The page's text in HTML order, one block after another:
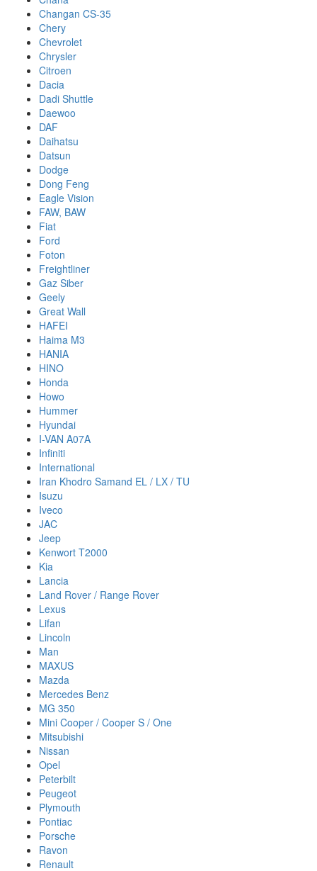
Changan CS-35
Chery
Chevrolet
Chrysler
Citroen
Dacia
Dadi Shuttle
Daewoo
DAF
Daihatsu
Datsun
Dodge
Dong Feng
Eagle Vision
FAW, BAW
Fiat
Ford
Foton
Freightliner
Gaz Siber
Geely
Great Wall
HAFEI
Haima M3
HANIA
HINO
Honda
Howo
Hummer
Hyundai
I-VAN A07A
Infiniti
International
Iran Khodro Samand EL / LX / TU
Isuzu
Iveco
JAC
Jeep
Kenwort T2000
Kia
Lancia
Land Rover / Range Rover
Lexus
Lifan
Lincoln
Man
MAXUS
Mazda
Mercedes Benz
MG 350
Mini Cooper / Cooper S / One
Mitsubishi
Nissan
Opel
Peterbilt
Peugeot
Plymouth
Pontiac
Porsche
Ravon
Renault